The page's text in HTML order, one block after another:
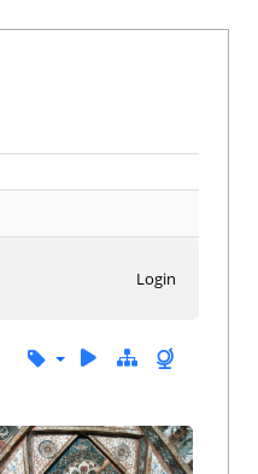
Login